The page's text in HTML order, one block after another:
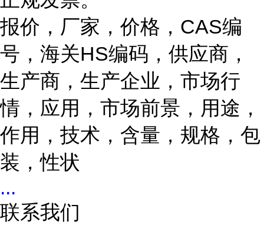
报价，厂家，价格，CAS编
号，海关HS编码，供应商，
生产商，生产企业，市场行
情，应用，市场前景，用途，
作用，技术，含量，规格，包
装，性状
...
联系我们